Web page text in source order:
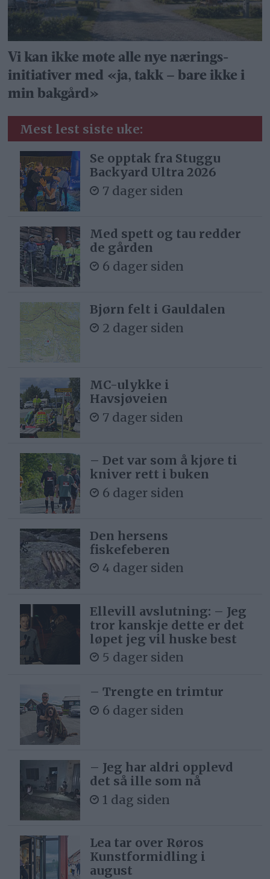
Vi kan ikke møte alle nye nærings­
initiativer med «ja, takk – bare ikke i
min bakgård»
Mest lest siste uke:
Se opptak fra Stuggu
Backyard Ultra 2026
7 dager siden
Med spett og tau redder
de gården
6 dager siden
Bjørn felt i Gauldalen
2 dager siden
MC-ulykke i
Havsjøveien
7 dager siden
– Det var som å kjøre ti
kniver rett i buken
6 dager siden
Den hersens
fiskefeberen
4 dager siden
Ellevill avslutning: – Jeg
tror kanskje dette er det
løpet jeg vil huske best
5 dager siden
– Trengte en trimtur
6 dager siden
– Jeg har aldri opplevd
det så ille som nå
1 dag siden
Lea tar over Røros
Kunstformidling i
august